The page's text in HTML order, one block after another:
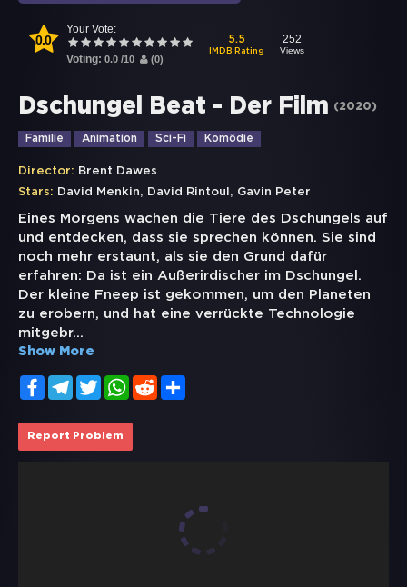
0.0
Your Vote:
Voting: 0.0 /10 (0)
5.5
IMDB Rating
252
Views
Dschungel Beat - Der Film (2020)
Familie Animation Sci-Fi Komödie
Director: Brent Dawes
Stars: David Menkin, David Rintoul , Gavin Peter
Eines Morgens wachen die Tiere des Dschungels auf
und entdecken, dass sie sprechen können. Sie sind
noch mehr erstaunt, als sie den Grund dafür
erfahren: Da ist ein Außerirdischer im Dschungel.
Der kleine Fneep ist gekommen, um den Planeten
zu erobern, und hat eine verrückte Technologie
mitgebr...
Show More
FacebookTelegramTwitterWhatsApp
Reddit
Report Problem